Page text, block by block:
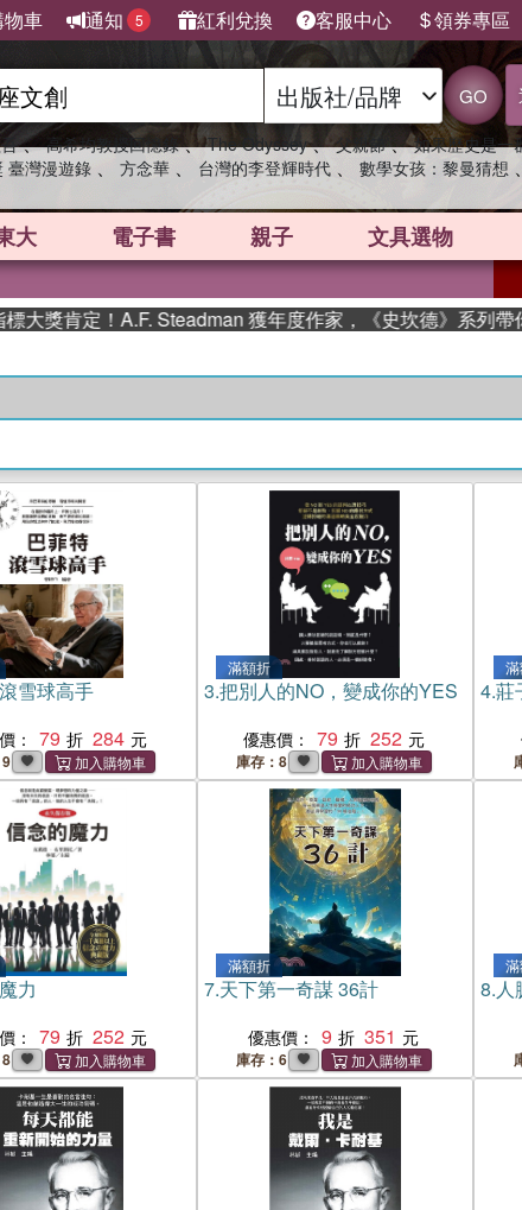
物車 通知 5 紅利兌換 客服中心 領券專區
GO
、 高希均教授回憶錄 、 The Odyssey 、 父親節 、 如果歷史是一
臺灣漫遊錄 、 方念華 、 台灣的李登輝時代 、 數學女孩：黎曼猜想 、
大 電子書 親子 文具選物
！A.F. Steadman 獲年度作家，《史坎德》系列帶你踏上熱
雪球高手
： 79 284
滿額折
3.把別人的NO，變成你的YES
優惠價： 79 252
庫存：8
4.莊
力
： 79 252
滿額折
7.天下第一奇謀 36計
優惠價： 9 351
庫存：6
8.人